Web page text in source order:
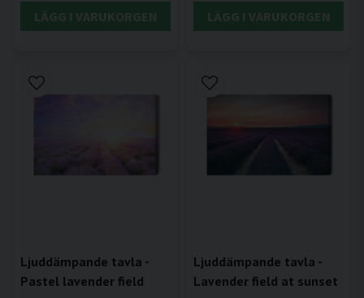
LÄGG I VARUKORGEN LÄGG I VARUKORGEN
Ljuddämpande tavla -
Pastel lavender field
Ljuddämpande tavla -
Lavender field at sunset